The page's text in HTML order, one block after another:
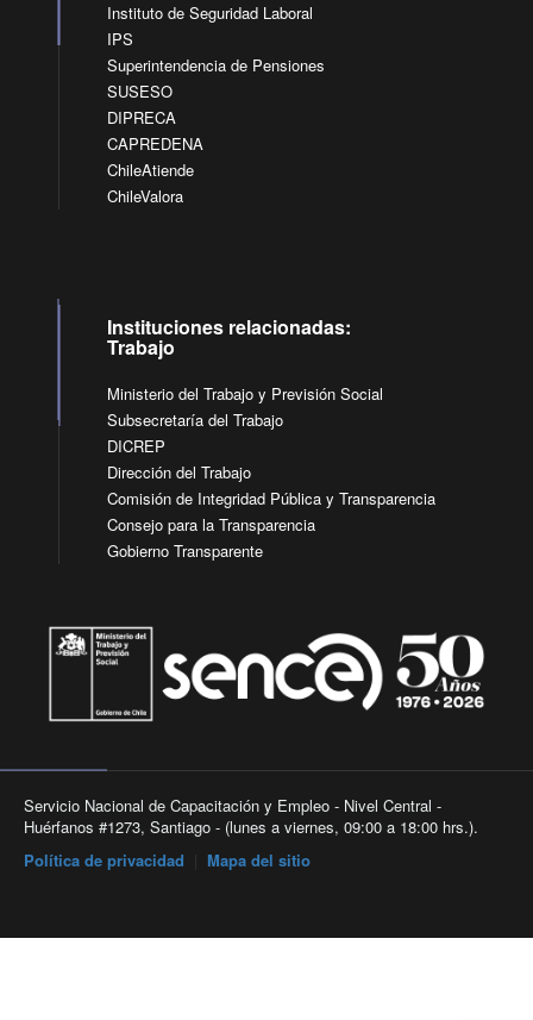
Instituto de Seguridad Laboral
IPS
Superintendencia de Pensiones
SUSESO
DIPRECA
CAPREDENA
ChileAtiende
ChileValora
Instituciones relacionadas:
Trabajo
Ministerio del Trabajo y Previsión Social
Subsecretaría del Trabajo
DICREP
Dirección del Trabajo
Comisión de Integridad Pública y Transparencia
Consejo para la Transparencia
Gobierno Transparente
Servicio Nacional de Capacitación y Empleo - Nivel Central -
Huérfanos #1273, Santiago - (lunes a viernes, 09:00 a 18:00 hrs.).
Política de privacidad
Mapa del sitio